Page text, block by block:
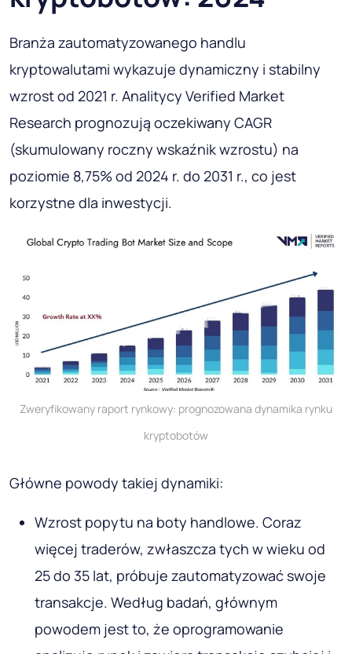
Branża zautomatyzowanego handlu
kryptowalutami wykazuje dynamiczny i stabilny
wzrost od 2021 r. Analitycy Verified Market
Research prognozują oczekiwany CAGR
(skumulowany roczny wskaźnik wzrostu) na
poziomie 8,75% od 2024 r. do 2031 r., co jest
korzystne dla inwestycji.
Zweryfikowany raport rynkowy: prognozowana dynamika rynku
kryptobotów
Główne powody takiej dynamiki:
Wzrost popytu na boty handlowe. Coraz
więcej traderów, zwłaszcza tych w wieku od
25 do 35 lat, próbuje zautomatyzować swoje
transakcje. Według badań, głównym
powodem jest to, że oprogramowanie